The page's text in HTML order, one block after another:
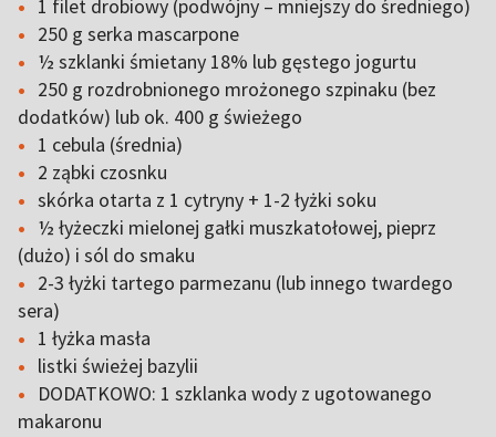
1 filet drobiowy (podwójny – mniejszy do średniego)
250 g serka mascarpone
½ szklanki śmietany 18% lub gęstego jogurtu
250 g rozdrobnionego mrożonego szpinaku (bez
dodatków) lub ok. 400 g świeżego
1 cebula (średnia)
2 ząbki czosnku
skórka otarta z 1 cytryny + 1-2 łyżki soku
½ łyżeczki mielonej gałki muszkatołowej, pieprz
(dużo) i sól do smaku
2-3 łyżki tartego parmezanu (lub innego twardego
sera)
1 łyżka masła
listki świeżej bazylii
DODATKOWO: 1 szklanka wody z ugotowanego
makaronu